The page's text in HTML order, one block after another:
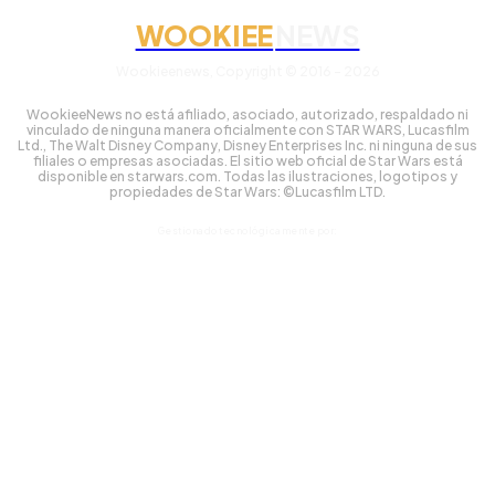
WOOKIEE
WookieeNews no está afiliado, asociado, autorizado, respaldado ni
vinculado de ninguna manera oficialmente con STAR WARS, Lucasfilm
Ltd., The Walt Disney Company, Disney Enterprises Inc. ni ninguna de sus
filiales o empresas asociadas. El sitio web oficial de Star Wars está
disponible en starwars.com. Todas las ilustraciones, logotipos y
propiedades de Star Wars: ©Lucasfilm LTD.